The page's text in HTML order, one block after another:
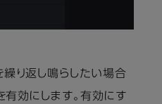
り返し鳴らしたい場合
有効にします。有効にす